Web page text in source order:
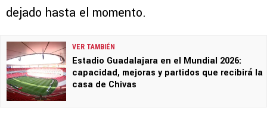
dejado hasta el momento.
VER TAMBIÉN
Estadio Guadalajara en el Mundial 2026:
capacidad, mejoras y partidos que recibirá la
casa de Chivas